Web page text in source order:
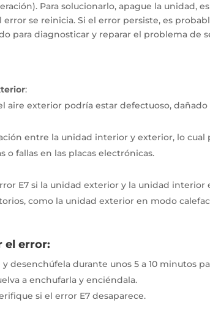
Para solucionarlo, apague la unidad,
se reinicia. Si el error persiste, es
para diagnosticar y reparar el problema de
:
aire exterior podría estar defectuoso, dañado
entre la unidad interior y exterior, lo cual
o fallas en las placas electrónicas.
E7 si la unidad exterior y la unidad interior
como la unidad exterior en modo
el error:
desenchúfela durante unos 5 a 10 minutos
a enchufarla y enciéndala.
si el error E7 desaparece.